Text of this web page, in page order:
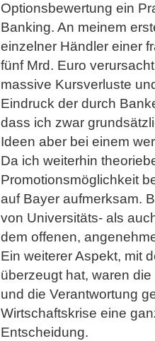
Optionsbewertung ein
Banking. An meinem
einzelner Händler einer
fünf Mrd. Euro
massive Kursverluste
Eindruck der durch
dass ich zwar
Ideen aber bei einem
Da ich weiterhin
Promotionsmöglichkeit
auf Bayer aufmerksam.
von Universitäts- als
dem offenen,
Ein weiterer Aspekt, mit
überzeugt hat, waren
und die Verantwortung
Wirtschaftskrise eine
Entscheidung.